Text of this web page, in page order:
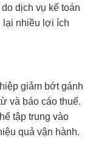
dịch vụ kế toán
lại nhiều lợi ích
giảm bớt gánh
và báo cáo thuế.
tập trung vào
quả vận hành.